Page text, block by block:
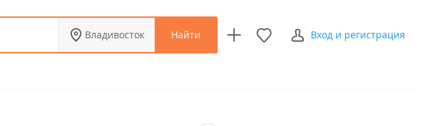
Владивосток Найти Вход и регистрация